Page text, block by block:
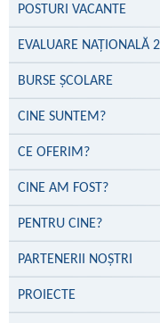
POSTURI VACANTE
EVALUARE NAŢIONALĂ
BURSE ȘCOLARE
CINE SUNTEM?
CE OFERIM?
CINE AM FOST?
PENTRU CINE?
PARTENERII NOŞTRI
PROIECTE